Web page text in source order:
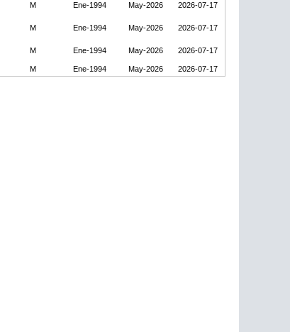
M Ene-1994 May-2026 2026-07-17
M Ene-1994 May-2026 2026-07-17
M Ene-1994 May-2026 2026-07-17
M Ene-1994 May-2026 2026-07-17